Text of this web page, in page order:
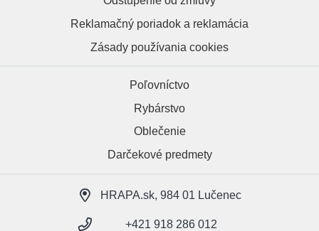
Reklamačný poriadok a reklamácia
Zásady používania cookies
Poľovníctvo
Rybárstvo
Oblečenie
Darčekové predmety
HRAPA.sk, 984 01 Lučenec
+421 918 286 012